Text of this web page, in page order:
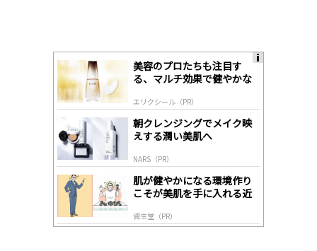
美容のプロたちも注目す
る、マルチ効果で健やかな
エリクシール（PR）
朝クレンジングでメイク映
えする潤い美肌へ
NARS（PR）
肌が健やかになる環境作り
こそが美肌を手に入れる近
資生堂（PR）